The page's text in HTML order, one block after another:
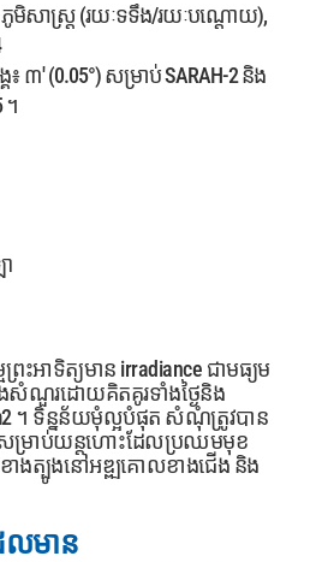
ភូមិសាស្ត្រ (រយៈទទឹង/រយៈបណ្តោយ),
៖ ៣' (0.05°) សម្រាប់ SARAH-2 និង
។
អាទិត្យមាន irradiance ជាមធ្យម
សំណួរដោយគិតគូរទាំងថ្ងៃនិង
។ ទិន្នន័យមុំល្អបំផុត សំណុំត្រូវបាន
កសម្រាប់យន្តហោះដែលប្រឈមមុខ
ខាងត្បូងនៅអឌ្ឍគោលខាងជើង និង
មាន